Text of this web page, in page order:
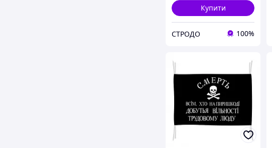
Купити
СТРОДО 100%